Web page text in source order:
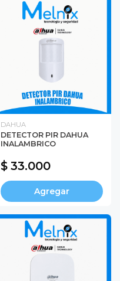
DAHUA
DETECTOR PIR DAHUA
INALAMBRICO
$ 33.000
Agregar